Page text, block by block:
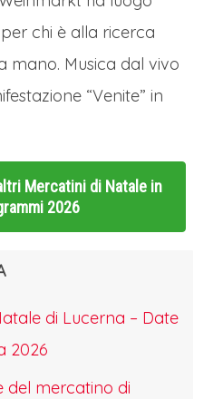
che questi
cominciando a
e souvenir dei
sono colme. A
grande albero di
delle festività a
decorata e offre
perfetta per
foto. Da non perdere
chi è alla ricerca
mano. Musica dal vivo
“Venite” in
Mercatini di Natale in
2026
di Lucerna – Date
2026
del mercatino di